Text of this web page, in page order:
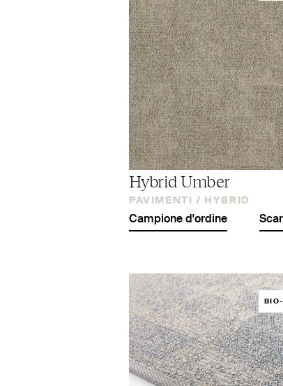
Hybrid Umber
PAVIMENTI / HYBRID
Campione d'ordine